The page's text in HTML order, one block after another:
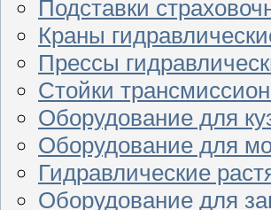
Подставки
Краны
Прессы
Стойки
Оборудование для
Оборудование для
Гидравлические
Оборудование для